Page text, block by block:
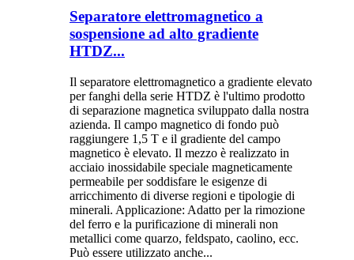
Separatore elettromagnetico a
sospensione ad alto gradiente
HTDZ...
Il separatore elettromagnetico a gradiente elevato
per fanghi della serie HTDZ è l'ultimo prodotto
di separazione magnetica sviluppato dalla nostra
azienda. Il campo magnetico di fondo può
raggiungere 1,5 T e il gradiente del campo
magnetico è elevato. Il mezzo è realizzato in
acciaio inossidabile speciale magneticamente
permeabile per soddisfare le esigenze di
arricchimento di diverse regioni e tipologie di
minerali. Applicazione: Adatto per la rimozione
del ferro e la purificazione di minerali non
metallici come quarzo, feldspato, caolino, ecc.
Può essere utilizzato anche...